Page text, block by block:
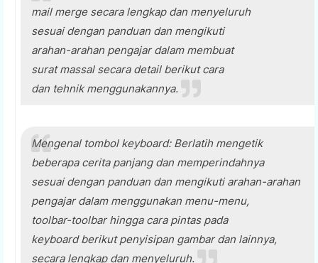
mail merge secara lengkap dan menyeluruh
sesuai dengan panduan dan mengikuti
arahan-arahan pengajar dalam membuat
surat massal secara detail berikut cara
dan tehnik menggunakannya.
Mengenal tombol keyboard: Berlatih mengetik
beberapa cerita panjang dan memperindahnya
sesuai dengan panduan dan mengikuti arahan-arahan
pengajar dalam menggunakan menu-menu,
toolbar-toolbar hingga cara pintas pada
keyboard berikut penyisipan gambar dan lainnya,
secara lengkap dan menyeluruh.